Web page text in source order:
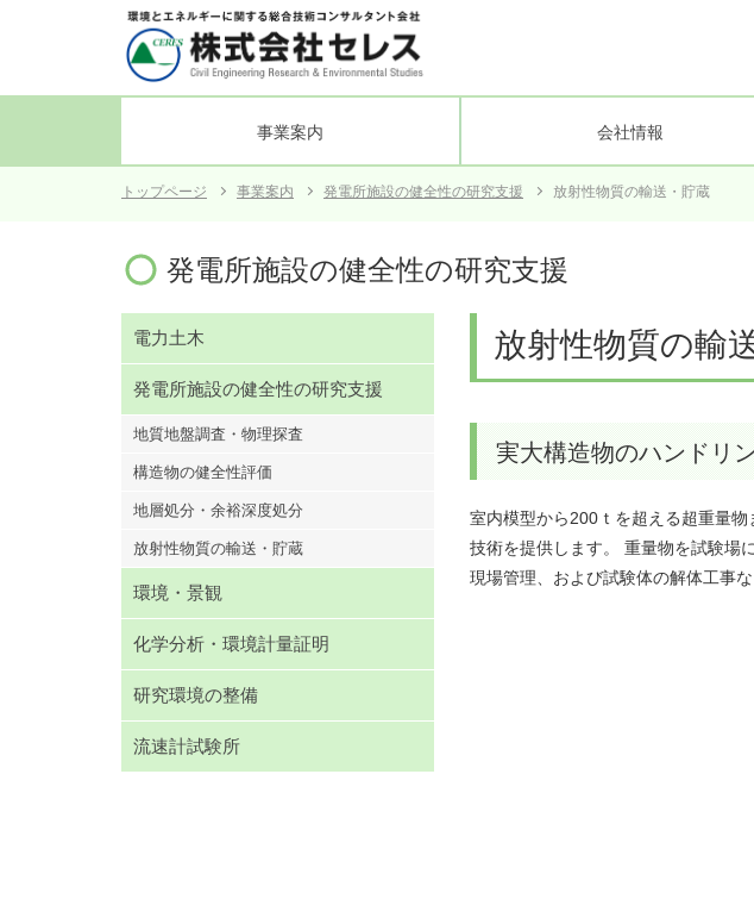
事業案内
電力土木 発電所施設の健全性の研究支援 環境・景観
会社情報
会社概要 沿革 組織図 業務管理・業務方針 次世代
トップページ 事業案内 発電所施設の健全性の研究支援 放射性物質の輸送・貯蔵
発電所施設の健全性の研究支援
放射性物質の輸
実大構造物のハンドリ
室内模型から200ｔを超える超重量
技術を提供します。 重量物を試験場
現場管理、および試験体の解体工事
電力土木
発電所施設の健全性の研究支援
地質地盤調査・物理探査
構造物の健全性評価
地層処分・余裕深度処分
放射性物質の輸送・貯蔵
環境・景観
化学分析・環境計量証明
研究環境の整備
流速計試験所